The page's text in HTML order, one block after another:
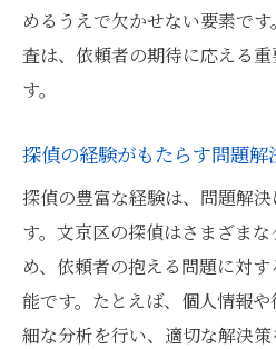
めるうえで欠かせない要素で
査は、依頼者の期待に応える
す。
探偵の経験がもたらす問題解
探偵の豊富な経験は、問題解
す。文京区の探偵はさまざま
め、依頼者の抱える問題に対
能です。たとえば、個人情報
細な分析を行い、適切な解決